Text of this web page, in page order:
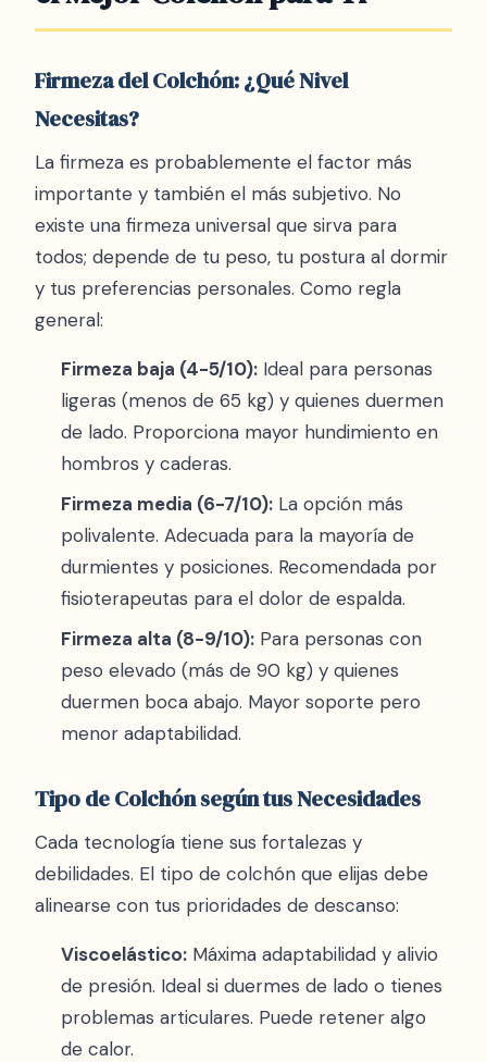
Firmeza del Colchón: ¿Qué Nivel
Necesitas?
La firmeza es probablemente el factor más
importante y también el más subjetivo. No
existe una firmeza universal que sirva para
todos; depende de tu peso, tu postura al dormir
y tus preferencias personales. Como regla
general:
Firmeza baja (4-5/10): Ideal para personas
ligeras (menos de 65 kg) y quienes duermen
de lado. Proporciona mayor hundimiento en
hombros y caderas.
Firmeza media (6-7/10): La opción más
polivalente. Adecuada para la mayoría de
durmientes y posiciones. Recomendada por
fisioterapeutas para el dolor de espalda.
Firmeza alta (8-9/10): Para personas con
peso elevado (más de 90 kg) y quienes
duermen boca abajo. Mayor soporte pero
menor adaptabilidad.
Tipo de Colchón según tus Necesidades
Cada tecnología tiene sus fortalezas y
debilidades. El tipo de colchón que elijas debe
alinearse con tus prioridades de descanso:
Viscoelástico: Máxima adaptabilidad y alivio
de presión. Ideal si duermes de lado o tienes
problemas articulares. Puede retener algo
de calor.